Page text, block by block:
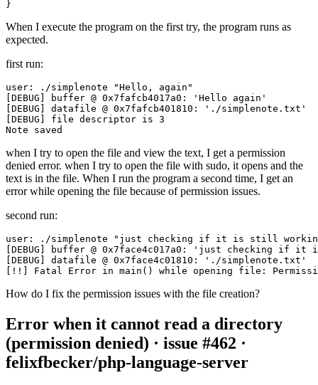
}
When I execute the program on the first try, the program runs as
expected.
first run:
user: ./simplenote "Hello, again"
[DEBUG] buffer @ 0x7fafcb4017a0: 'Hello again'
[DEBUG] datafile @ 0x7fafcb401810: './simplenote.txt'
[DEBUG] file descriptor is 3
Note saved
when I try to open the file and view the text, I get a permission
denied error. when I try to open the file with sudo, it opens and the
text is in the file. When I run the program a second time, I get an
error while opening the file because of permission issues.
second run:
user: ./simplenote "just checking if it is still
[DEBUG] buffer @ 0x7face4c017a0: 'just checking if
[DEBUG] datafile @ 0x7face4c01810: './simplenote.txt'
[!!] Fatal Error in main() while opening file:
How do I fix the permission issues with the file creation?
Error when it cannot read a directory
(permission denied) · issue #462 ·
felixfbecker/php-language-server